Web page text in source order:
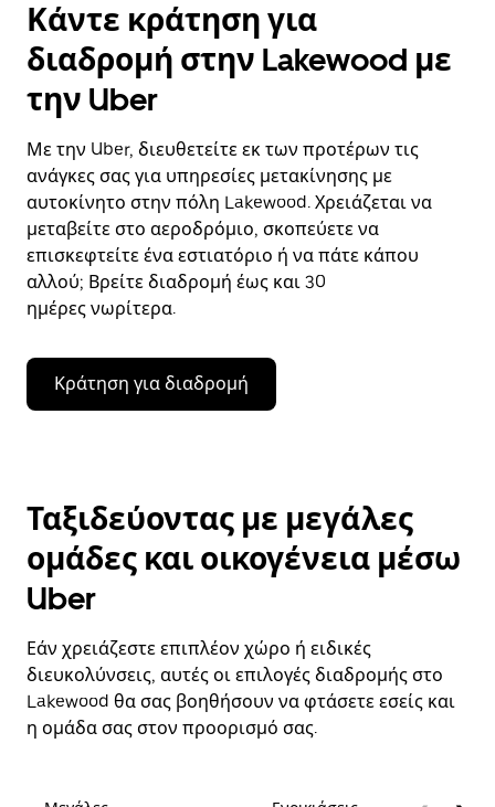
Κάντε κράτηση για
διαδρομή στην Lakewood με
την Uber
Με την Uber, διευθετείτε εκ των προτέρων τις
ανάγκες σας για υπηρεσίες μετακίνησης με
αυτοκίνητο στην πόλη Lakewood. Χρειάζεται να
μεταβείτε στο αεροδρόμιο, σκοπεύετε να
επισκεφτείτε ένα εστιατόριο ή να πάτε κάπου
αλλού; Βρείτε διαδρομή έως και 30
ημέρες νωρίτερα.
Κράτηση για διαδρομή
Ταξιδεύοντας με μεγάλες
ομάδες και οικογένεια μέσω
Uber
Εάν χρειάζεστε επιπλέον χώρο ή ειδικές
διευκολύνσεις, αυτές οι επιλογές διαδρομής στο
Lakewood θα σας βοηθήσουν να φτάσετε εσείς και
η ομάδα σας στον προορισμό σας.